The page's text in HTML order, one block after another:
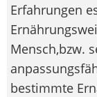
Erfahrungen
Mensch,bzw.
bestimmte